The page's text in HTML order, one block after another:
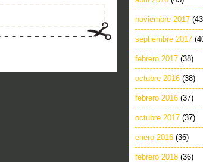
noviembre 2017
septiembre 2017
febrero 2017 (38)
octubre 2016 (38)
febrero 2016 (37)
octubre 2017 (37)
enero 2016 (36)
febrero 2018 (36)